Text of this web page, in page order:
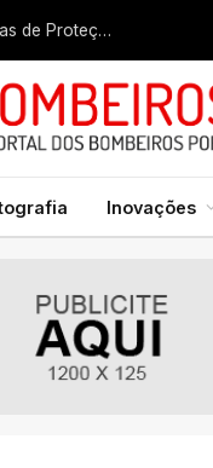
Liga dos Bombeiros quer fazer nascer licenciatura em Ciências de Proteção Civil e Bombeiros
Inovações